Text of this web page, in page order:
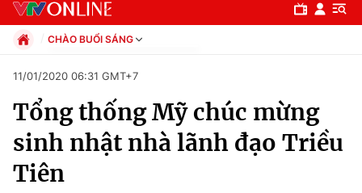
Chuyên mục
Chính trị
CHÀO BUỔI SÁNG
Xã hội
Pháp luật
Kinh tế
Thể thao
Truyền hình
11/01/2020 06:31 GMT+7
Tổng thống Mỹ chúc mừng
sinh nhật nhà lãnh đạo Triều
Tiên